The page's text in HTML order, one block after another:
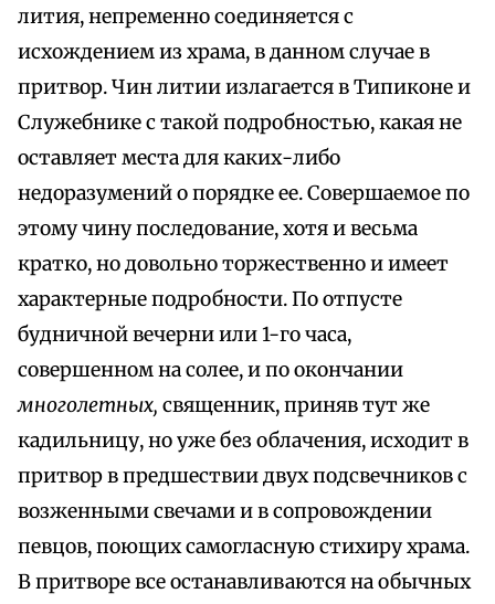
лития, непременно соединяется с
исхождением из храма, в данном случае в
притвор. Чин литии излагается в Типиконе и
Служебнике с такой подробностью, какая не
оставляет места для каких-либо
недоразумений о порядке ее. Совершаемое по
этому чину последование, хотя и весьма
кратко, но довольно торжественно и имеет
характерные подробности. По отпусте
будничной вечерни или 1-го часа,
совершенном на солее, и по окончании
многолетных, священник, приняв тут же
кадильницу, но уже без облачения, исходит в
притвор в предшествии двух подсвечников с
возженными свечами и в сопровождении
певцов, поющих самогласную стихиру храма.
В притворе все останавливаются на обычных